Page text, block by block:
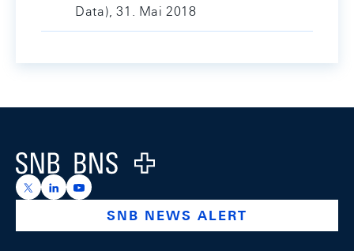
Data), 31. Mai 2018
Logo
https://x.com/snb_bns
https://ch.linkedin.com/company/swiss-national-
https://www.youtube.com/@swissnationalbank
SNB NEWS ALERT